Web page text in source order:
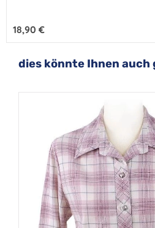
Regulärer Preis:
18,90 €
Produktgalerie überspringen
dies könnte Ihnen auch